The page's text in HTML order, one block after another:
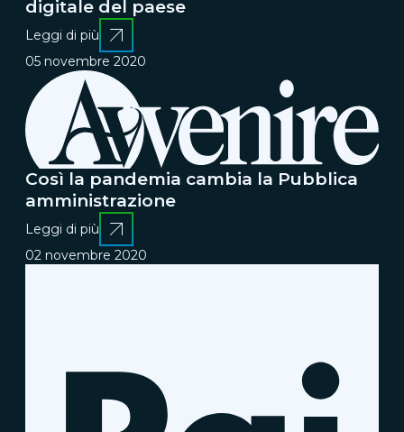
digitale del paese
Leggi di più
05 novembre 2020
Così la pandemia cambia la Pubblica
amministrazione
Leggi di più
02 novembre 2020